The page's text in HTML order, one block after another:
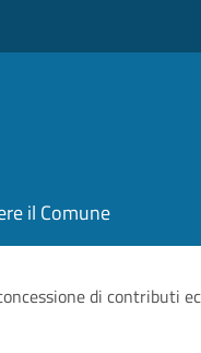
il Comune
di contributi